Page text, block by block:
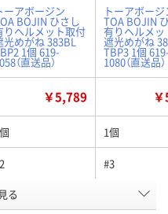
ーアボージン
BOJIN ひさし
りヘルメット取付
光めがね 383BL
1個 619-
（直送品）
トーアボージ
TOA BOJIN
有りヘルメッ
遮光めがね
TBP3 1個
1080（直送品）
￥5,789
1個
#3
RX92170
る